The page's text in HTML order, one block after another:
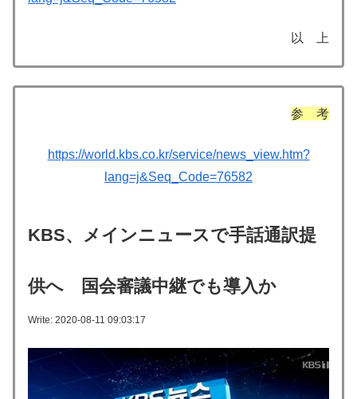
以 上
参 考
https://world.kbs.co.kr/service/news_view.htm?
lang=j&Seq_Code=76582
KBS、メインニュースで手話通訳提
供へ 国会審議中継でも導入か
Write: 2020-08-11 09:03:17